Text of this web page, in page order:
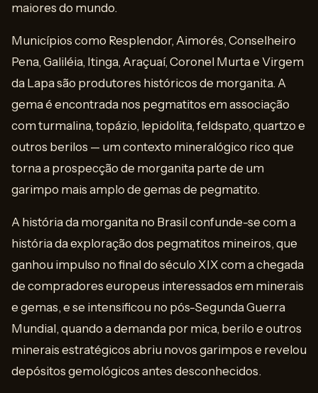
maiores do mundo.
Municípios como Resplendor, Aimorés, Conselheiro
Pena, Galiléia, Itinga, Araçuaí, Coronel Murta e Virgem
da Lapa são produtores históricos de morganita. A
gema é encontrada nos pegmatitos em associação
com turmalina, topázio, lepidolita, feldspato, quartzo e
outros berilos — um contexto mineralógico rico que
torna a prospecção de morganita parte de um
garimpo mais amplo de gemas de pegmatito.
A história da morganita no Brasil confunde-se com a
história da exploração dos pegmatitos mineiros, que
ganhou impulso no final do século XIX com a chegada
de compradores europeus interessados em minerais
e gemas, e se intensificou no pós-Segunda Guerra
Mundial, quando a demanda por mica, berilo e outros
minerais estratégicos abriu novos garimpos e revelou
depósitos gemológicos antes desconhecidos.